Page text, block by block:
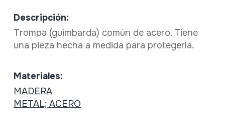
Descripción:
Trompa (guimbarda) común de acero. Tiene
una pieza hecha a medida para protegerla.
Materiales:
MADERA
METAL; ACERO